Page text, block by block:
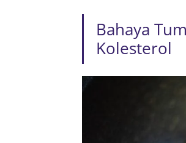
Bahaya
Kolesterol